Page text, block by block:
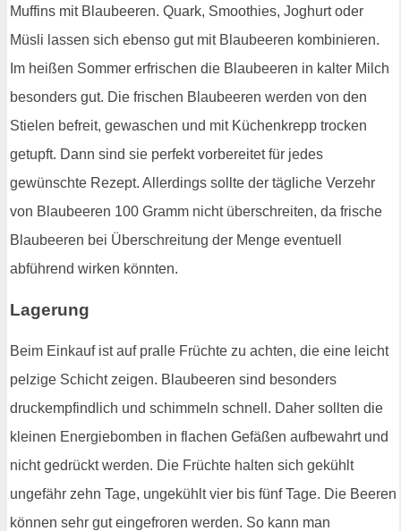
Muffins mit Blaubeeren. Quark, Smoothies, Joghurt oder
Müsli lassen sich ebenso gut mit Blaubeeren kombinieren.
Im heißen Sommer erfrischen die Blaubeeren in kalter Milch
besonders gut. Die frischen Blaubeeren werden von den
Stielen befreit, gewaschen und mit Küchenkrepp trocken
getupft. Dann sind sie perfekt vorbereitet für jedes
gewünschte Rezept. Allerdings sollte der tägliche Verzehr
von Blaubeeren 100 Gramm nicht überschreiten, da frische
Blaubeeren bei Überschreitung der Menge eventuell
abführend wirken könnten.
Lagerung
Beim Einkauf ist auf pralle Früchte zu achten, die eine leicht
pelzige Schicht zeigen. Blaubeeren sind besonders
druckempfindlich und schimmeln schnell. Daher sollten die
kleinen Energiebomben in flachen Gefäßen aufbewahrt und
nicht gedrückt werden. Die Früchte halten sich gekühlt
ungefähr zehn Tage, ungekühlt vier bis fünf Tage. Die Beeren
können sehr gut eingefroren werden. So kann man